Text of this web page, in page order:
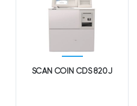
SCAN COIN CDS 820J